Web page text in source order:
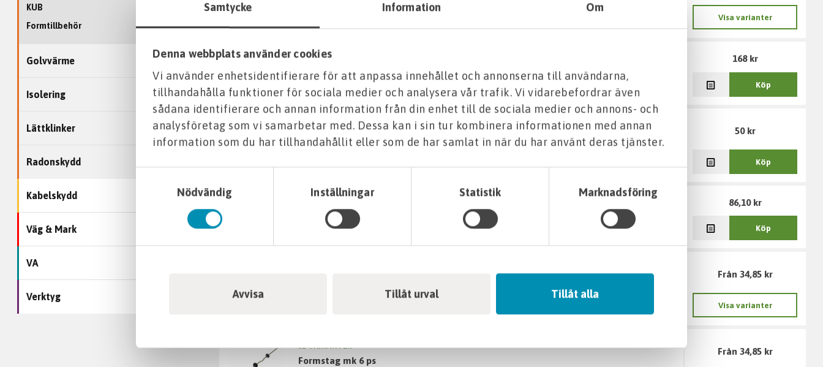
Samtycke Information Om
Denna webbplats använder cookies
Vi använder enhetsidentifierare för att anpassa innehållet och annonserna till användarna,
tillhandahålla funktioner för sociala medier och analysera vår trafik. Vi vidarebefordrar även
sådana identifierare och annan information från din enhet till de sociala medier och annons- och
analysföretag som vi samarbetar med. Dessa kan i sin tur kombinera informationen med annan
information som du har tillhandahållit eller som de har samlat in när du har använt deras tjänster.
Nödvändig
Inställningar Statistik Marknadsföring
Avvisa Tillåt urval Tillåt alla
KUB
Formtillbehör
Golvvärme
Isolering
Lättklinker
Radonskydd
Kabelskydd
Väg & Mark
VA
Verktyg
Visa varianter
I LAGER
sträckmetall stm 0,3x600x2500mm
168 kr
Köp
I LAGER
formkil fo40
50 kr
Köp
formlås fo30 gekulås
86,10 kr
Köp
Från 34,85 kr
Visa varianter
SE VARIANTER
formstag mk 6 ps
Från 34,85 kr